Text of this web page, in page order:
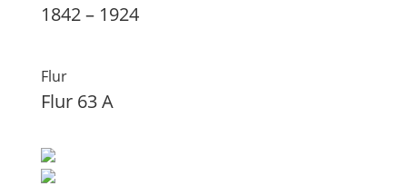
1842 – 1924
Flur
Flur 63 A